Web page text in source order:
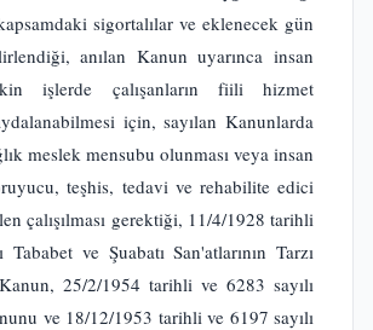
sigortalılar ve eklenecek gün
anılan Kanun uyarınca insan
işlerde çalışanların fiili hizmet
için, sayılan Kanunlarda
meslek mensubu olunması veya insan
teşhis, tedavi ve rehabilite edici
çalışılması gerektiği, 11/4/1928 tarihli
Tababet ve Şuabatı San'atlarının Tarzı
25/2/1954 tarihli ve 6283 sayılı
ve 18/12/1953 tarihli ve 6197 sayılı